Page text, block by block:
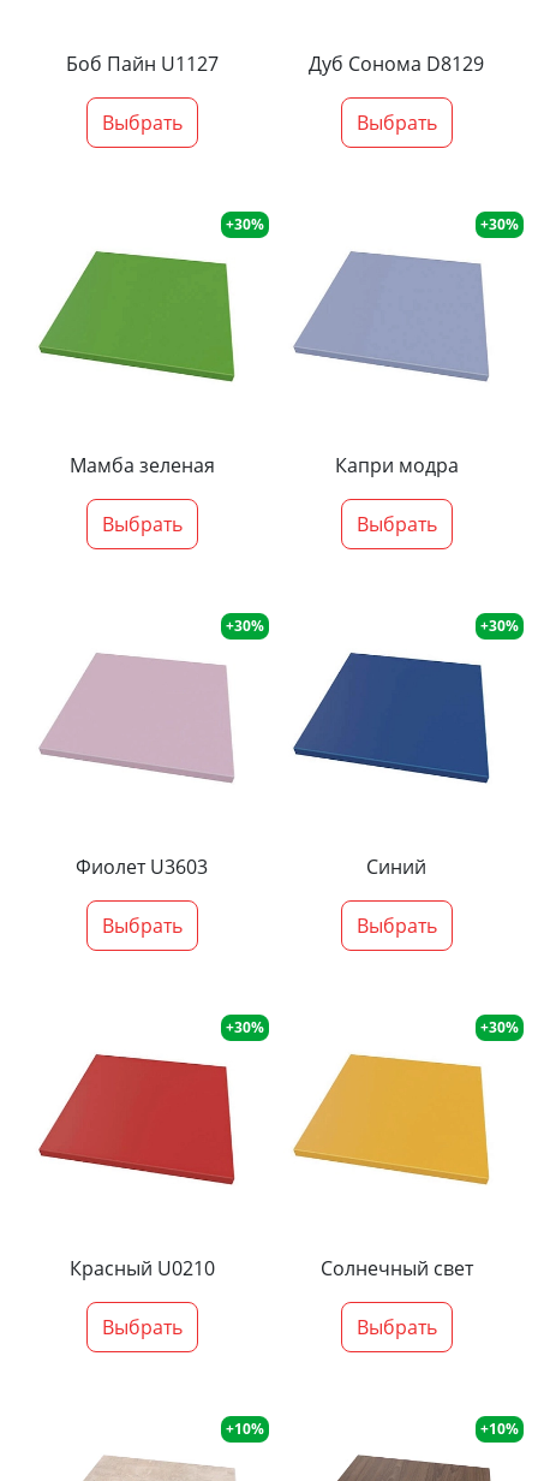
Боб Пайн U1127
Выбрать
Дуб Сонома D8129
Выбрать
+30%
Мамба зеленая
Выбрать
+30%
Капри модра
Выбрать
+30%
Фиолет U3603
Выбрать
+30%
Синий
Выбрать
+30%
Красный U0210
Выбрать
+30%
Солнечный свет
Выбрать
+10% +10%